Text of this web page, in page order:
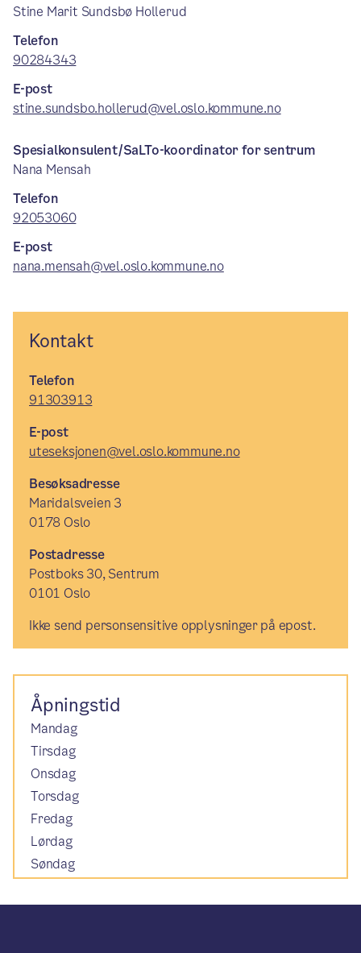
Stine Marit Sundsbø Hollerud
Telefon
90284343
E-post
stine.sundsbo.hollerud@vel.oslo.kommune.no
Spesialkonsulent/SaLTo-koordinator for sentrum
Nana Mensah
Telefon
92053060
E-post
nana.mensah@vel.oslo.kommune.no
Kontakt
Telefon
91303913
E-post
uteseksjonen@vel.oslo.kommune.no
Besøksadresse
Maridalsveien 3
0178 Oslo
Postadresse
Postboks 30, Sentrum
0101 Oslo
Ikke send personsensitive opplysninger på epost.
Åpningstid
Mandag
Tirsdag
Onsdag
Torsdag
Fredag
Lørdag
Søndag